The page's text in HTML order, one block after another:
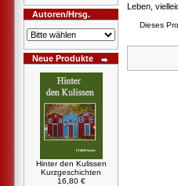
Autoren/Hrsg.
Neue Produkte
Hinter den Kulissen
Kurzgeschichten
16,80 €
Leben,
Dieses